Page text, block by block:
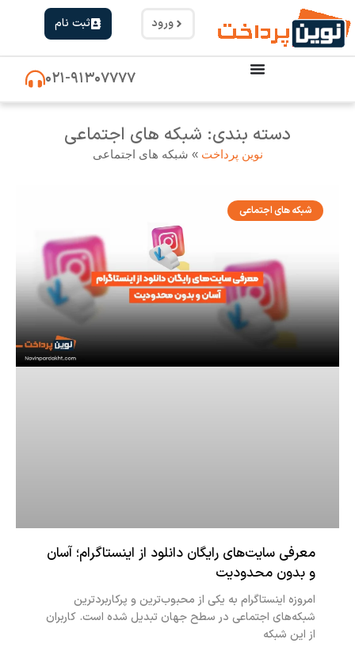
ورود ثبت نام
۰۲۱-۹۱۳۰۷۷۷۷
دسته بندی: شبکه های اجتماعی
نوین پرداخت » شبکه های اجتماعی
شبکه های اجتماعی
معرفی سایت‌های رایگان دانلود از اینستاگرام؛ آسان
و بدون محدودیت
امروزه اینستاگرام به یکی از محبوب‌ترین و پرکاربردترین
شبکه‌های اجتماعی در سطح جهان تبدیل شده است. کاربران
از این شبکه